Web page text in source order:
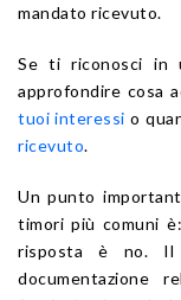
mandato ricevuto.
Se ti riconosci in
approfondire cosa
tuoi interessi o
ricevuto.
Un punto
timori più comuni è:
risposta è no. Il
documentazione